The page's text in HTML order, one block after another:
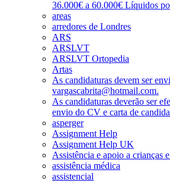
36.000€ a 60.000€ Líquidos
areas
arredores de Londres
ARS
ARSLVT
ARSLVT Ortopedia
Artas
As candidaturas devem ser
vargascabrita@hotmail.com.
As candidaturas deverão ser
envio do CV e carta de
asperger
Assignment Help
Assignment Help UK
Assistência e apoio a crianças
assistência médica
assistencial